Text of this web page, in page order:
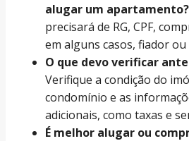
alugar um apartamento?
precisará de RG, CPF,
em alguns casos, fiador
O que devo verificar
Verifique a condição do
condomínio e as
adicionais, como taxas e
É melhor alugar ou